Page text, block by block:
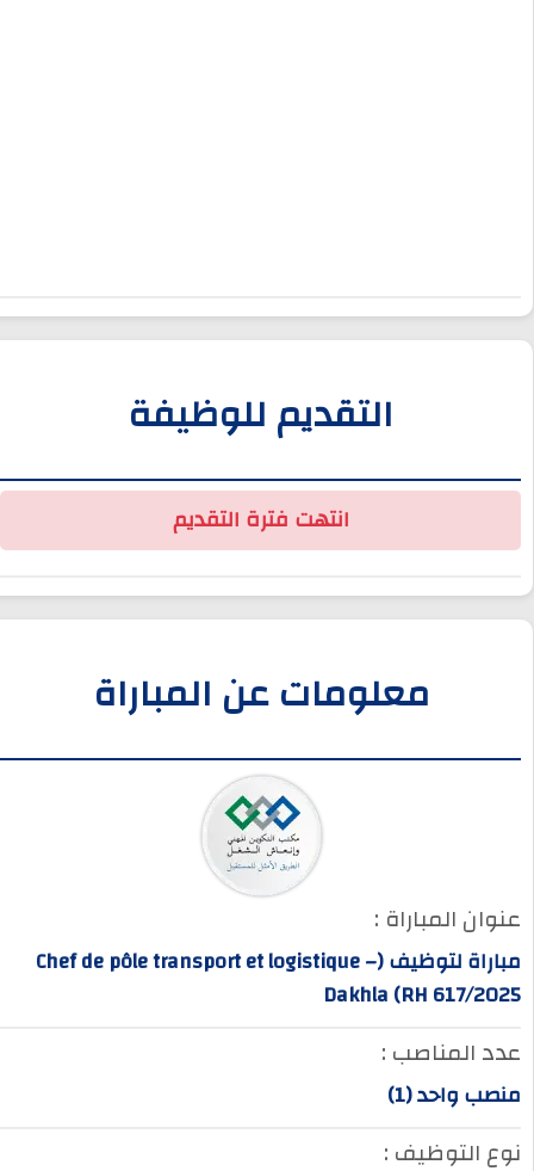
التقديم للوظيفة
انتهت فترة التقديم
معلومات عن المباراة
عنوان المباراة :
مباراة لتوظيف (Chef de pôle transport et logistique –
Dakhla (RH 617/2025
عدد المناصب :
منصب واحد (1)
نوع التوظيف :